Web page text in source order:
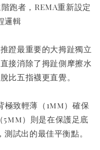
跑者，REMA重新設定
邏輯
蹬最重要的大拇趾獨立
接消除了拇趾側摩擦水
比五指襪更直覺。
極致輕薄（1mm）確保
）則是在保護足底
試出的最佳平衡點。